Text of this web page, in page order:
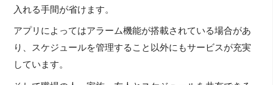
入れる手間が省けます。
アプリによってはアラーム機能が搭載されている場合があ
り、スケジュールを管理すること以外にもサービスが充実
しています。